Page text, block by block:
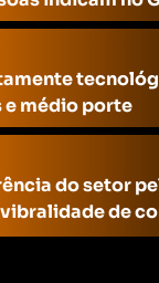
e médio porte
do setor
de